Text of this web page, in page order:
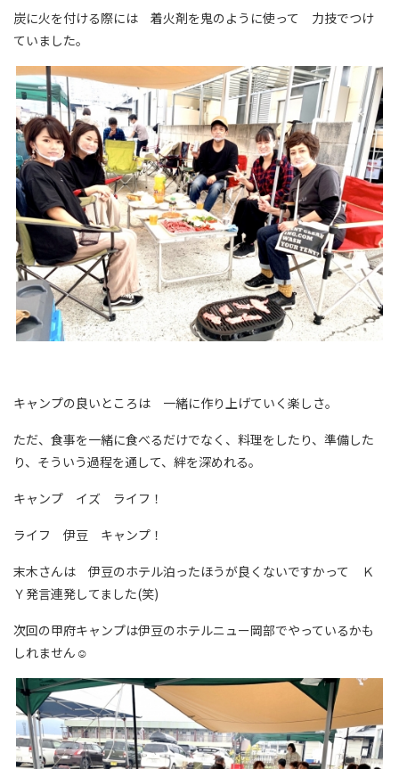
炭に火を付ける際には 着火剤を鬼のように使って 力技でつけ
ていました。
キャンプの良いところは 一緒に作り上げていく楽しさ。
ただ、食事を一緒に食べるだけでなく、料理をしたり、準備した
り、そういう過程を通して、絆を深めれる。
キャンプ イズ ライフ！
ライフ 伊豆 キャンプ！
末木さんは 伊豆のホテル泊ったほうが良くないですかって Ｋ
Ｙ発言連発してました(笑)
次回の甲府キャンプは伊豆のホテルニュー岡部でやっているかも
しれません☺